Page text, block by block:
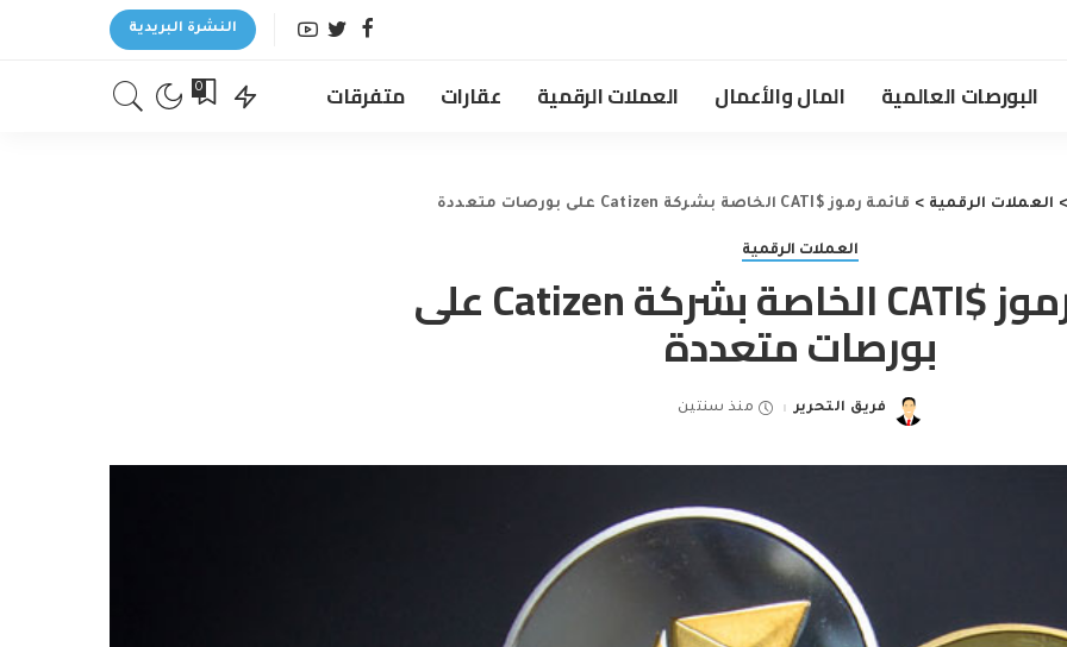
النشرة البريدية
البورصات العالمية المال والأعمال العملات الرقمية عقارات متفرقات 0
العملات الرقمية > قائمة رموز $CATI الخاصة بشركة Catizen على بورصات متعددة
العملات الرقمية
قائمة رموز $CATI الخاصة بشركة Catizen على
بورصات متعددة
Posted
فريق التحرير منذ سنتين